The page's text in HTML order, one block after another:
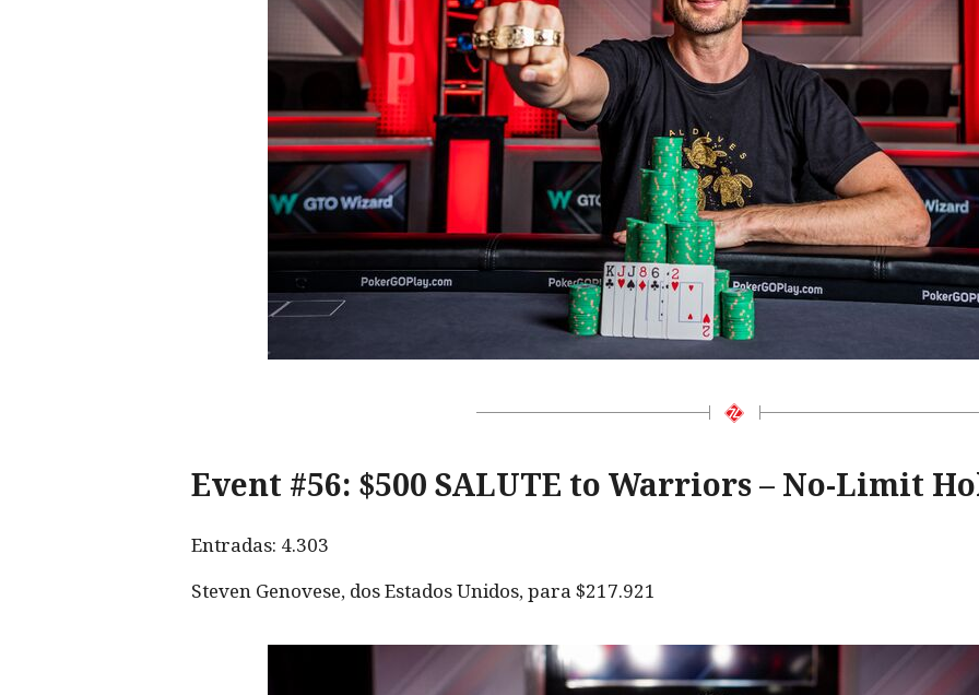
Event #56: $500 SALUTE to Warriors – No-Limit
Entradas: 4.303
Steven Genovese, dos Estados Unidos, para $217.921